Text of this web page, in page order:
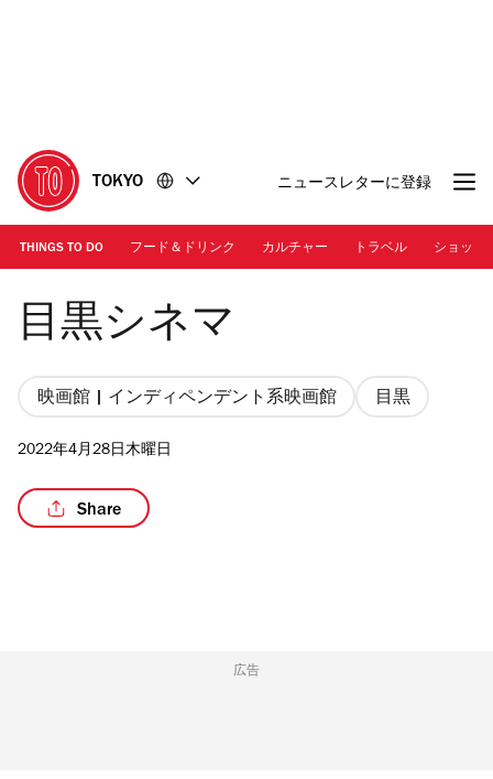
に
移
動
移
動
TOKYO ニュースレターに登録
THINGS TO DO フード＆ドリンク カルチャー トラベル ショッピ
Photo: Time Out Tokyo
目黒シネマ
映画館 | インディペンデント系映画館 目黒
2022年4月28日木曜日
Share
広告